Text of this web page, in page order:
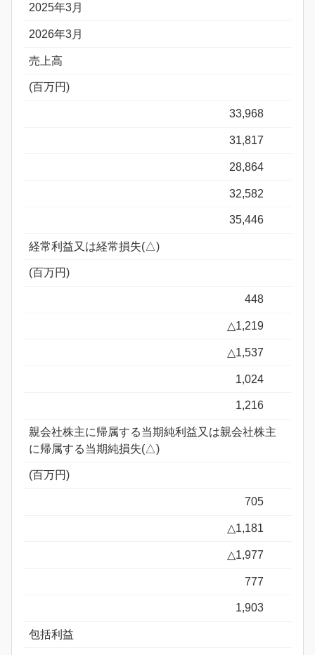
2025年3月
2026年3月
売上高
(百万円)
33,968
31,817
28,864
32,582
35,446
経常利益又は経常損失(△)
(百万円)
448
△1,219
△1,537
1,024
1,216
親会社株主に帰属する当期純利益又は親会社株主
に帰属する当期純損失(△)
(百万円)
705
△1,181
△1,977
777
1,903
包括利益